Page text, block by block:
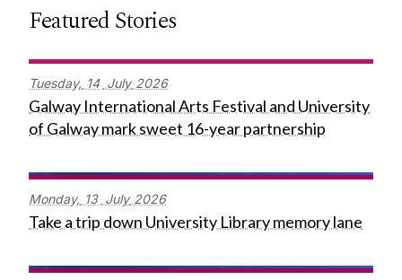
Featured Stories
Tuesday, 14 July 2026
Galway International Arts Festival and University
of Galway mark sweet 16-year partnership
Monday, 13 July 2026
Take a trip down University Library memory lane